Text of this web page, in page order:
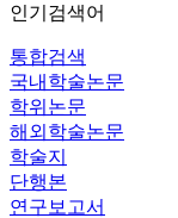
인기검색어
통합검색
국내학술논문
학위논문
해외학술논문
학술지
단행본
연구보고서